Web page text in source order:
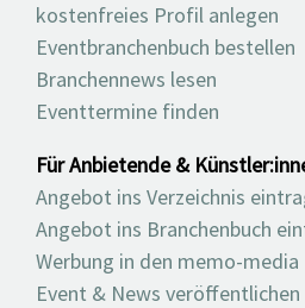
kostenfreies Profil anlegen
Eventbranchenbuch bestellen
Branchennews lesen
Eventtermine finden
Für Anbietende &
Angebot ins Verzeichnis
Angebot ins Branchenbuch
Werbung in den memo-media
Event & News veröffentlichen